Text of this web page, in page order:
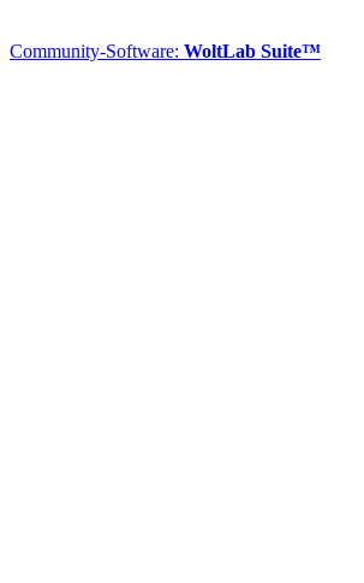
Community-Software: WoltLab Suite™